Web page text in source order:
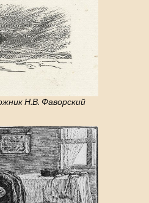
Н.В. Фаворский